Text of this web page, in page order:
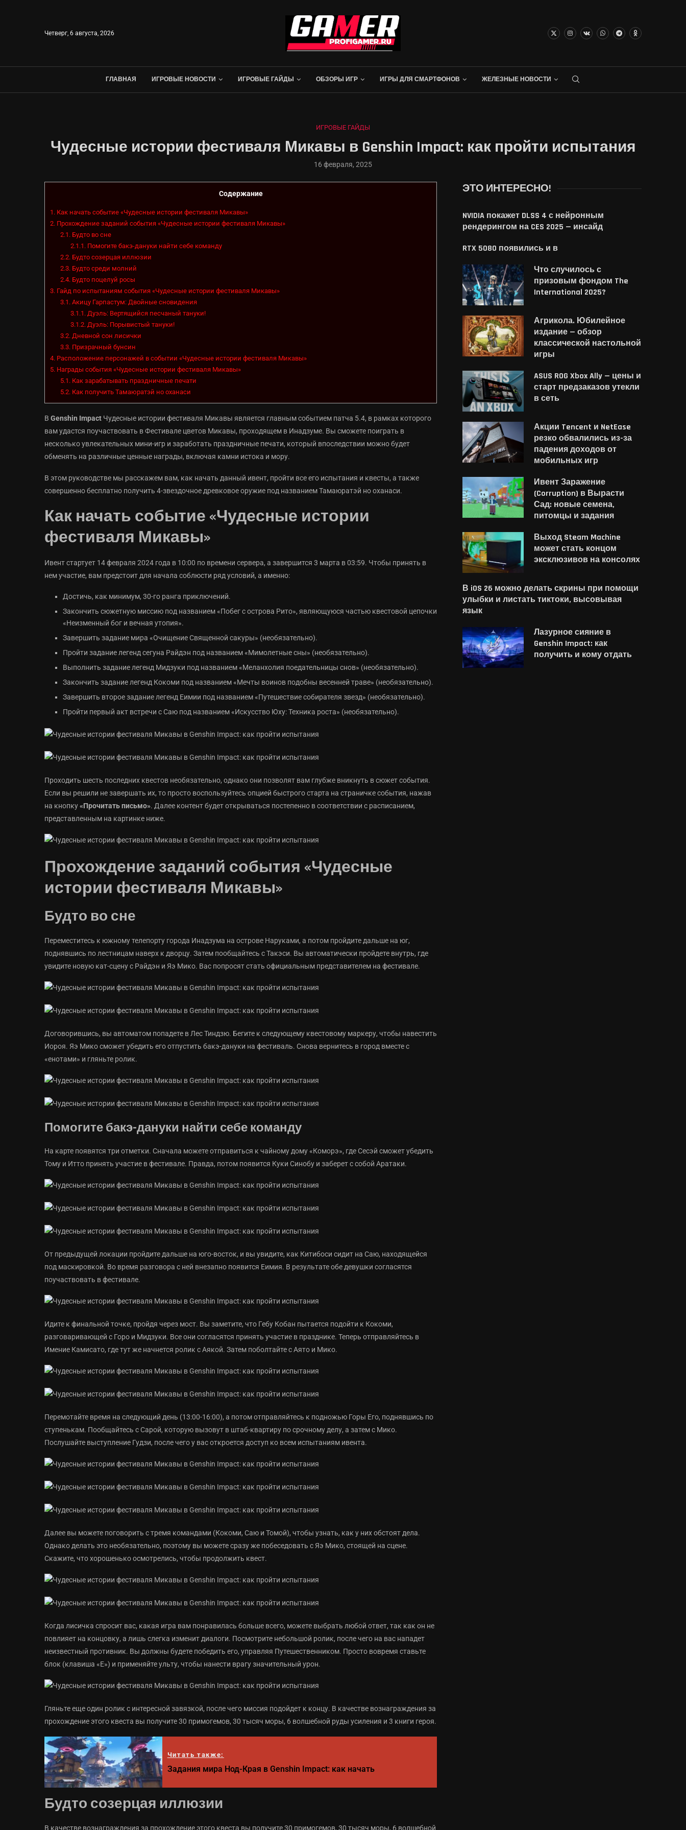
Четверг, 6 августа, 2026
ГЛАВНАЯ ИГРОВЫЕ НОВОСТИ ИГРОВЫЕ ГАЙДЫ ОБЗОРЫ ИГР ИГРЫ ДЛЯ СМАРТФОНОВ ЖЕЛЕЗНЫЕ НОВОСТИ
ИГРОВЫЕ ГАЙДЫ
Чудесные истории фестиваля Микавы в Genshin Impact: как пройти испытания
16 февраля, 2025
Содержание
1. Как начать событие «Чудесные истории фестиваля Микавы»
2. Прохождение заданий события «Чудесные истории фестиваля Микавы»
2.1.Будто во сне
2.1.1.Помогите бакэ-дануки найти себе команду
2.2.Будто созерцая иллюзии
2.3.Будто среди молний
2.4.Будто поцелуй росы
3. Гайд по испытаниям события «Чудесные истории фестиваля Микавы»
3.1.Акицу Гарпастум: Двойные сновидения
3.1.1.Дуэль: Вертящийся песчаный тануки!
3.1.2.Дуэль: Порывистый тануки!
3.2.Дневной сон лисички
3.3.Призрачный бунсин
4. Расположение персонажей в событии «Чудесные истории фестиваля Микавы»
5. Награды события «Чудесные истории фестиваля Микавы»
5.1.Как зарабатывать праздничные печати
5.2.Как получить Тамаюратэй но оханаси
В Genshin Impact Чудесные истории фестиваля Микавы является главным событием патча 5.4, в рамках которого
вам удастся поучаствовать в Фестивале цветов Микавы, проходящем в Инадзуме. Вы сможете поиграть в
несколько увлекательных мини-игр и заработать праздничные печати, который впоследствии можно будет
обменять на различные ценные награды, включая камни истока и мору.
В этом руководстве мы расскажем вам, как начать данный ивент, пройти все его испытания и квесты, а также
совершенно бесплатно получить 4-звездочное древковое оружие под названием Тамаюратэй но оханаси.
Как начать событие «Чудесные истории
фестиваля Микавы»
Ивент стартует 14 февраля 2024 года в 10:00 по времени сервера, а завершится 3 марта в 03:59. Чтобы принять в
нем участие, вам предстоит для начала соблюсти ряд условий, а именно:
Достичь, как минимум, 30-го ранга приключений.
Закончить сюжетную миссию под названием «Побег с острова Рито», являющуюся частью квестовой цепочки
«Неизменный бог и вечная утопия».
Завершить задание мира «Очищение Священной сакуры» (необязательно).
Пройти задание легенд сегуна Райдэн под названием «Мимолетные сны» (необязательно).
Выполнить задание легенд Мидзуки под названием «Меланхолия поедательницы снов» (необязательно).
Закончить задание легенд Кокоми под названием «Мечты воинов подобны весенней траве» (необязательно).
Завершить второе задание легенд Еимии под названием «Путешествие собирателя звезд» (необязательно).
Пройти первый акт встречи с Саю под названием «Искусство Юху: Техника роста» (необязательно).
Проходить шесть последних квестов необязательно, однако они позволят вам глубже вникнуть в сюжет события.
Если вы решили не завершать их, то просто воспользуйтесь опцией быстрого старта на страничке события, нажав
на кнопку«Прочитать письмо». Далее контент будет открываться постепенно в соответствии с расписанием,
представленным на картинке ниже.
Прохождение заданий события «Чудесные
истории фестиваля Микавы»
Будто во сне
Переместитесь к южному телепорту города Инадзума на острове Наруками, а потом пройдите дальше на юг,
поднявшись по лестницам наверх к дворцу. Затем пообщайтесь с Такэси. Вы автоматически пройдете внутрь, где
увидите новую кат-сцену с Райдэн и Яэ Мико. Вас попросят стать официальным представителем на фестивале.
Договорившись, вы автоматом попадете в Лес Тиндзю. Бегите к следующему квестовому маркеру, чтобы навестить
Иороя. Яэ Мико сможет убедить его отпустить бакэ-дануки на фестиваль. Снова вернитесь в город вместе с
«енотами» и гляньте ролик.
Помогите бакэ-дануки найти себе команду
На карте появятся три отметки. Сначала можете отправиться к чайному дому «Коморэ», где Сесэй сможет убедить
Тому и Итто принять участие в фестивале. Правда, потом появится Куки Синобу и заберет с собой Аратаки.
От предыдущей локации пройдите дальше на юго-восток, и вы увидите, как Китибоси сидит на Саю, находящейся
под маскировкой. Во время разговора с ней внезапно появится Еимия. В результате обе девушки согласятся
поучаствовать в фестивале.
Идите к финальной точке, пройдя через мост. Вы заметите, что Гебу Кобан пытается подойти к Кокоми,
разговаривающей с Горо и Мидзуки. Все они согласятся принять участие в празднике. Теперь отправляйтесь в
Имение Камисато, где тут же начнется ролик с Аякой. Затем поболтайте с Аято и Мико.
Перемотайте время на следующий день (13:00-16:00), а потом отправляйтесь к подножью Горы Его, поднявшись по
ступенькам. Пообщайтесь с Сарой, которую вызовут в штаб-квартиру по срочному делу, а затем с Мико.
Послушайте выступление Гудзи, после чего у вас откроется доступ ко всем испытаниям ивента.
Далее вы можете поговорить с тремя командами (Кокоми, Саю и Томой), чтобы узнать, как у них обстоят дела.
Однако делать это необязательно, поэтому вы можете сразу же побеседовать с Яэ Мико, стоящей на сцене.
Скажите, что хорошенько осмотрелись, чтобы продолжить квест.
Когда лисичка спросит вас, какая игра вам понравилась больше всего, можете выбрать любой ответ, так как он не
повлияет на концовку, а лишь слегка изменит диалоги. Посмотрите небольшой ролик, после чего на вас нападет
неизвестный противник. Вы должны будете победить его, управляя Путешественником. Просто вовремя ставьте
блок (клавиша «Е») и применяйте ульту, чтобы нанести врагу значительный урон.
Гляньте еще один ролик с интересной завязкой, после чего миссия подойдет к концу. В качестве вознаграждения за
прохождение этого квеста вы получите 30 примогемов, 30 тысяч моры, 6 волшебной руды усиления и 3 книги героя.
Читать также:
Задания мира Нод-Края в Genshin Impact: как начать
Будто созерцая иллюзии
В качестве вознаграждения за прохождение этого квеста вы получите 30 примогемов, 30 тысяч моры, 6 волшебной
ЭТО ИНТЕРЕСНО!
NVIDIA покажет DLSS 4 с нейронным
рендерингом на CES 2025 — инсайд
RTX 5080 появились и в
Что случилось с
призовым фондом The
International 2025?
Агрикола. Юбилейное
издание — обзор
классической настольной
игры
ASUS ROG Xbox Ally — цены и
старт предзаказов утекли
в сеть
Акции Tencent и NetEase
резко обвалились из-за
падения доходов от
мобильных игр
Ивент Заражение
(Corruption) в Вырасти
Сад: новые семена,
питомцы и задания
Выход Steam Machine
может стать концом
эксклюзивов на консолях
В iOS 26 можно делать скрины при помощи
улыбки и листать тиктоки, высовывая
язык
Лазурное сияние в
Genshin Impact: как
получить и кому отдать